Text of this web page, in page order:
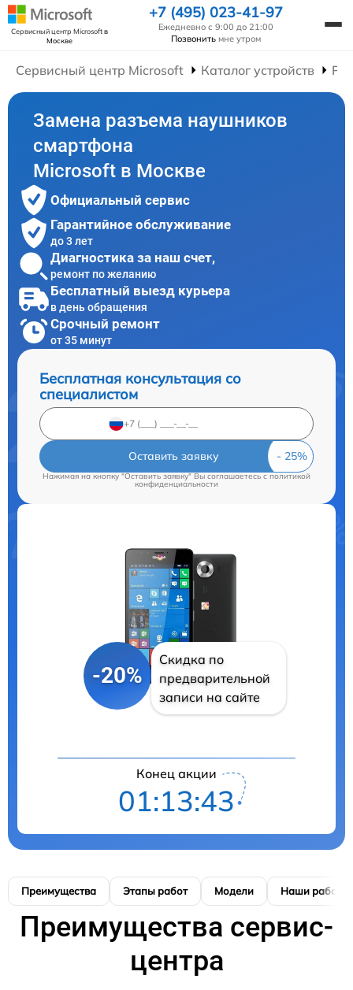
Сервисный центр Microsoftв
Москве
+7 (495) 023-41-97
Ежедневно с 9:00 до 21:00
Позвонить мне утром
Сервисный центр Microsoft Каталог устройств
Замена разъема наушников
смартфона
Microsoft в Москве
Официальный сервис
Гарантийное обслуживание
до 3 лет
Диагностика за наш счет,
ремонт по желанию
Бесплатный выезд курьера
в день обращения
Срочный ремонт
от 35 минут
Бесплатная консультация со
специалистом
Оставить заявку
Нажимая на кнопку "Оставить заявку" Вы соглашаетесь cполитикой
конфиденциальности
-20%
Скидка по
предварительной
записи на сайте
Конец акции
01:13:42
Преимущества Этапы работ Модели Наши работы
Преимущества сервис-
центра